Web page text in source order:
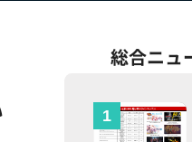
総合ニュ